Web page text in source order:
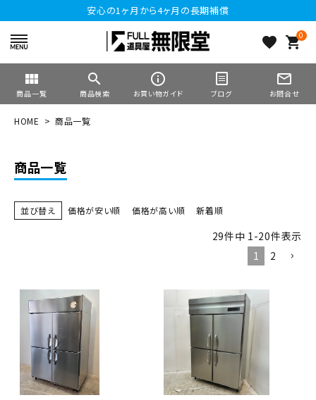
安心の1ヶ月から4ヶ月の長期補償
favorite 0
shopping_cart
view_module
商品一覧
search
商品検索
info_outline
お買い物ガイド ブログ
mail_outline
お問合せ
HOME 商品一覧
商品一覧
並び替え 価格が安い順 価格が高い順 新着順
29件中 1-20件表示
1
2